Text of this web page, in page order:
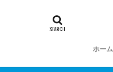
ホーム